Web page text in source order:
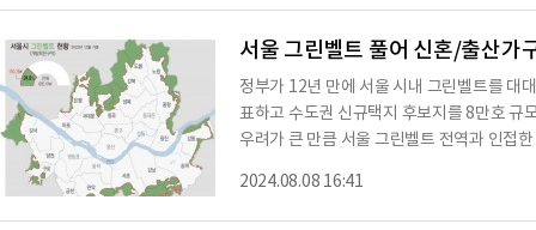
비해 탄소 배출을 줄일 수 있으며 에너지 효
품의 난방용량은 7kW와 9kW로, 지난해 공
서울 그린벨트 풀어 신혼/출산가
정부가 12년 만에 서울 시내 그린벨트를 대
표하고 수도권 신규택지 후보지를 8만호 규
우려가 큰 만큼 서울 그린벨트 전역과 인접
최상목 경제부총리 주재로 열린 부동산관
확대방안'을 발표했다. 정부는 수도권 신규
2024.08.08 16:41